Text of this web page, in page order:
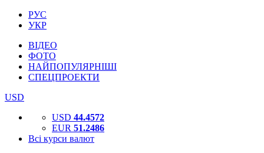
РУС
УКР
ВІДЕО
ФОТО
НАЙПОПУЛЯРНІШІ
СПЕЦПРОЕКТИ
USD
USD 44.4572
EUR 51.2486
Всі курси валют